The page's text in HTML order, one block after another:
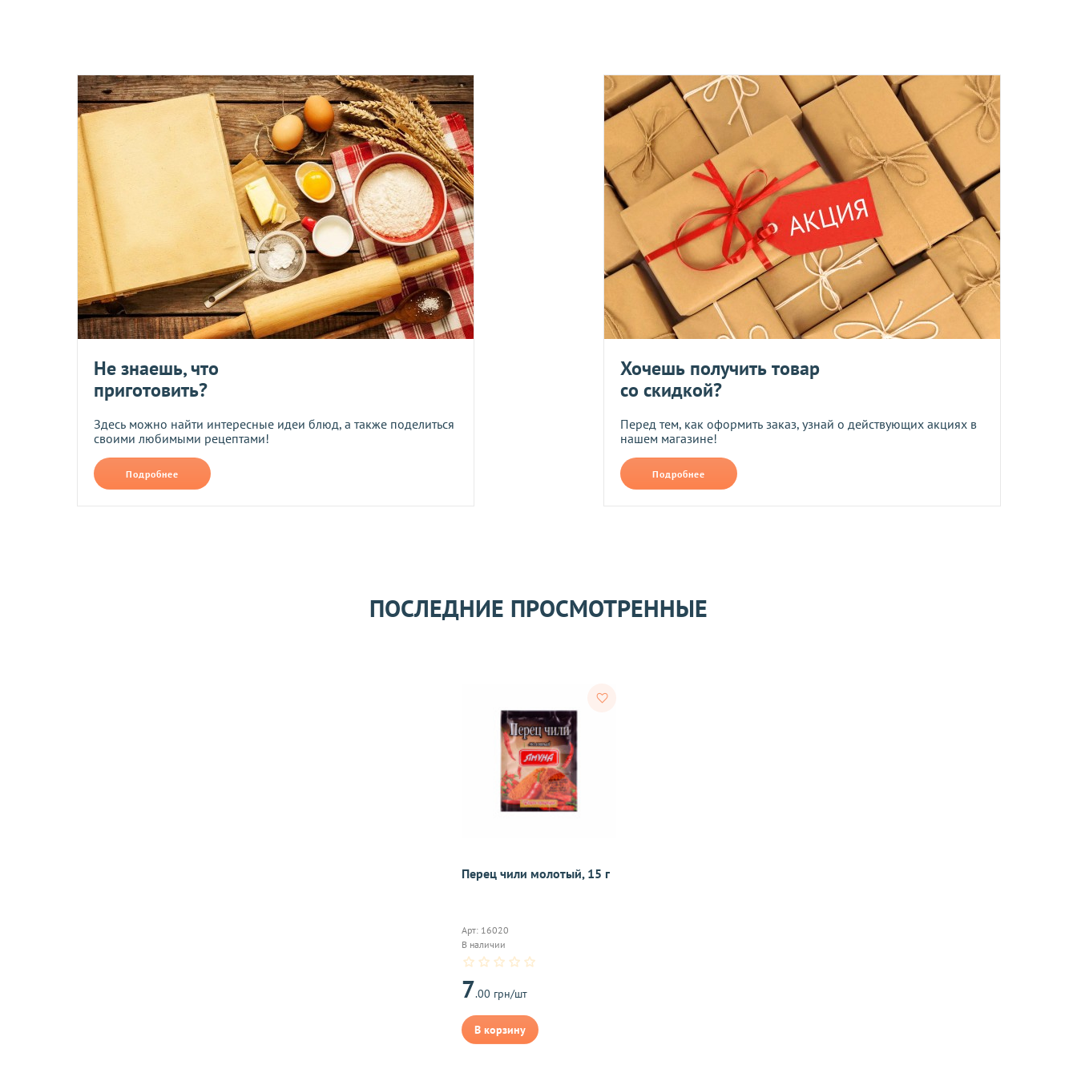
Я даю согласие на обработку моих персональных данных
Прикрепить фото
В формате jpg, png, размером не более 10 мб
Оставить отзыв
Новая почта Укрпошта
Минимальная стоимость заказа на сайте - 400 грн.
Заказы, оформленные в нашем магазине, Вы можете оплатить следующим образом:
• На карту ПриватБанка по реквизитам, которые будут отправлены Вам после звонка нашего менеджера.
• Наложенным платежом при заказе на сумму от 500 грн (только при отправке Новой почтой).
• Наличными или через терминал при получении товара в точках самовывоза.
• При помощи системы мгновенных платежей LiqPay.
При оплате по реквизитам и через платежные системы банком может удерживаться комиссия за услуги перевода денежных средств.
Возврат и обмен
Компания осуществляет возврат и обмен товаров надлежащего качества согласно Закону «О защите прав потребителей».
Сроки возврата и обмена
Компания осуществляет возврат и обмен этого товара в соответствии с требованиями законодательства. Возврат возможен в течение 14 дней после получения (для товаров
Не знаешь, что
приготовить?
Здесь можно найти интересные идеи блюд, а также поделиться
своими любимыми рецептами!
Подробнее
Хочешь получить товар
со скидкой?
Перед тем, как оформить заказ, узнай о действующих акциях в
нашем магазине!
Подробнее
ПОСЛЕДНИЕ ПРОСМОТРЕННЫЕ
Перец чили молотый, 15 г
Арт: 16020
В наличии
7.00 грн/шт
В корзину